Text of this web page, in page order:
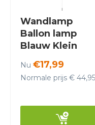
Wandlamp
Ballon lamp
Blauw Klein
lamp -
Funnylights
Nu €17,99
Normale prijs € 44,95